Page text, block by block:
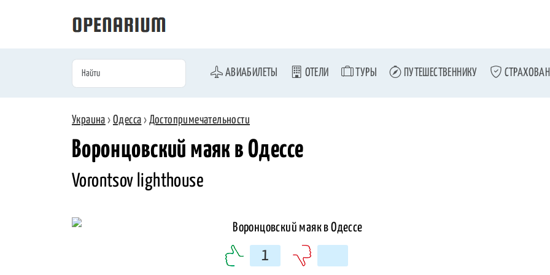
АВИАБИЛЕТЫ ОТЕЛИ ТУРЫ ПУТЕШЕСТВЕННИКУ
Украина ›Одесса › Достопримечательности
Воронцовский маяк в Одессе
Vorontsov lighthouse
1